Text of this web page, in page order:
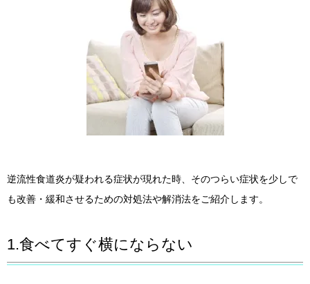
逆流性食道炎が疑われる症状が現れた時、そのつらい症状を少しで
も改善・緩和させるための対処法や解消法をご紹介します。
1.食べてすぐ横にならない